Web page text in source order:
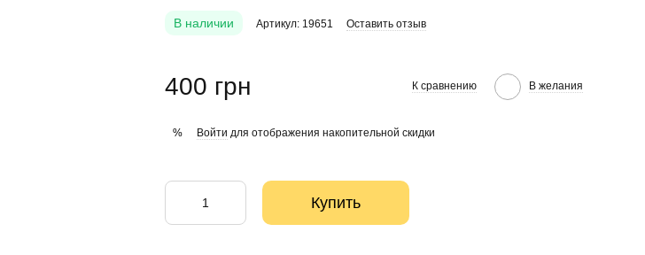
В наличии Артикул: 19651 Оставить отзыв
400 грн К сравнению В желания
% Войти для отображения накопительной скидки
Купить